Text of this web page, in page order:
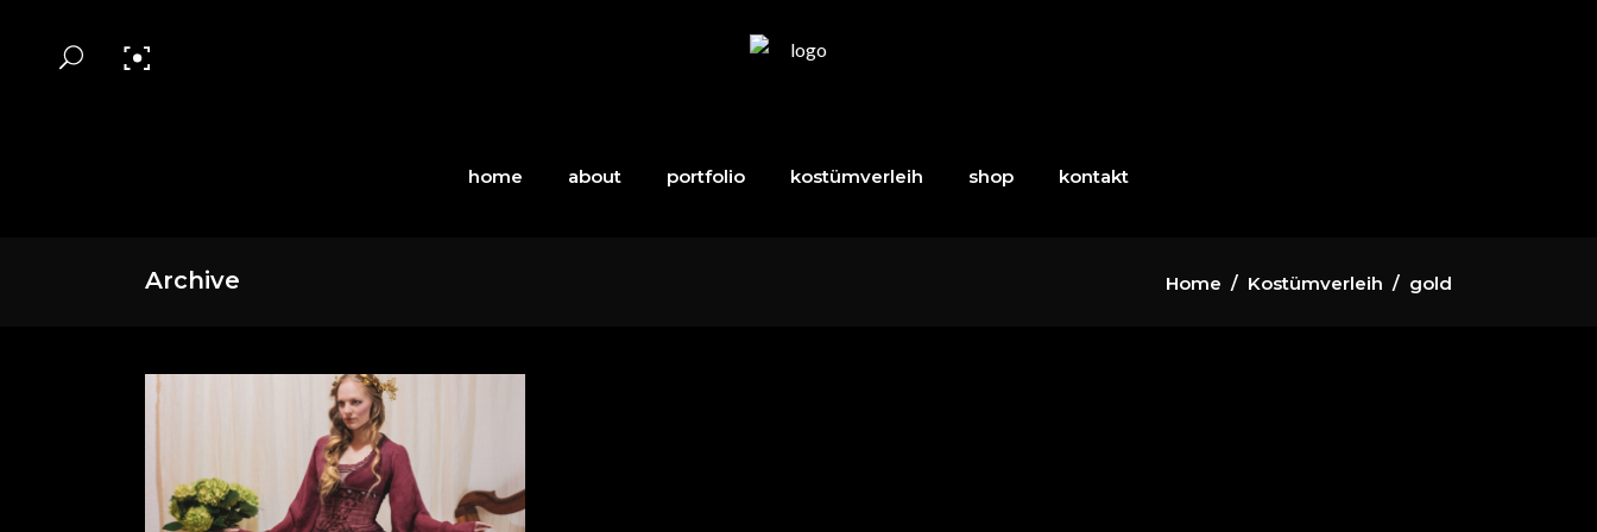
home about portfolio kostümverleih shop kontakt
Archive Home / Kostümverleih / gold
Meine Sozialen Medien: